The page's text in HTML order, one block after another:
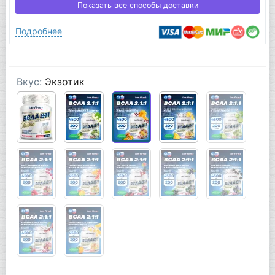
Показать все способы доставки
Подробнее
Вкус: Экзотик